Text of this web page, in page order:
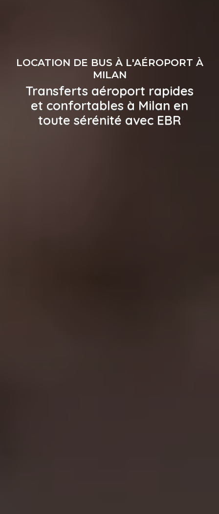
LOCATION DE BUS À L'AÉROPORT À
MILAN
Transferts aéroport rapides
et confortables à Milan en
toute sérénité avec EBR